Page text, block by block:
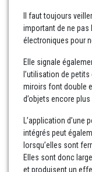
Il faut toujours
important de ne pas
électroniques pour
Elle signale
l’utilisation de
miroirs font double
d’objets encore plus
L’application d’une
intégrés peut
lorsqu’elles sont
Elles sont donc
et produisent un